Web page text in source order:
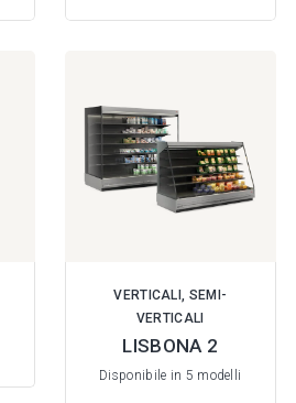
VERTICALI, SEMI-
VERTICALI
LISBONA 2
Disponibile in 5 modelli